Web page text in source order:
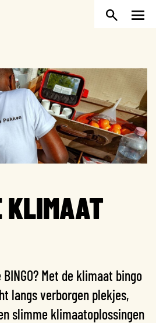
KLIMAAT
Met de klimaat bingo
langs verborgen plekjes,
slimme klimaatoplossingen